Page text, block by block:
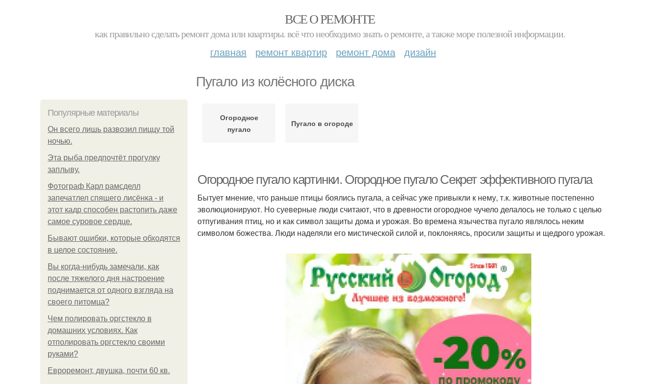
ВСЕ О РЕМОНТЕ
как правильно сделать ремонт дома или квартиры. всё что необходимо знать о ремонте, а также море полезной информации.
главная ремонт квартир ремонт дома дизайн
Пугало из колёсного диска
Популярные материалы
Он всего лишь развозил пиццу той
ночью.
Эта рыба предпочтёт прогулку
заплыву.
Фотограф Карл рамсделл
запечатлел спящего лисёнка - и
этот кадр способен растопить даже
самое суровое сердце.
Бывают ошибки, которые обходятся
в целое состояние.
Вы когда-нибудь замечали, как
после тяжелого дня настроение
поднимается от одного взгляда на
своего питомца?
Чем полировать оргстекло в
домашних условиях. Как
отполировать оргстекло своими
руками?
Евроремонт, двушка, почти 60 кв.
Огородное
пугало
Пугало в огороде
Огородное пугало картинки. Огородное пугало Секрет эффективного пугала
Бытует мнение, что раньше птицы боялись пугала, а сейчас уже привыкли к нему, т.к. животные постепенно
эволюционируют. Но суеверные люди считают, что в древности огородное чучело делалось не только с целью
отпугивания птиц, но и как символ защиты дома и урожая. Во времена язычества пугало являлось неким
символом божества. Люди наделяли его мистической силой и, поклоняясь, просили защиты и щедрого урожая.